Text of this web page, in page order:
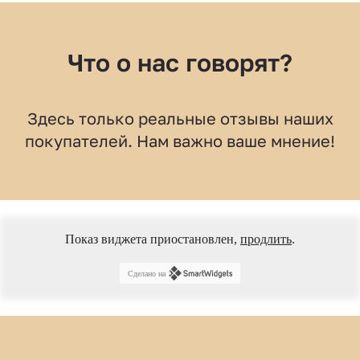
Что о нас говорят?
Здесь только реальные отзывы наших
покупателей. Нам важно ваше мнение!
Показ виджета приостановлен, продлить.
Сделано на